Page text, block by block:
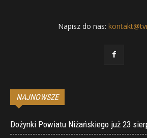
Napisz do nas:
NAJNOWSZE
Dożynki Powiatu Niżańskiego już 23